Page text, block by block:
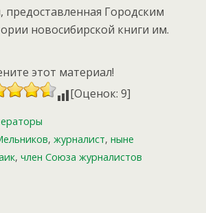
Городским
новосибирской книги им.
этот материал!
[Оценок: 9]
, журналист, ныне
, член Союза журналистов